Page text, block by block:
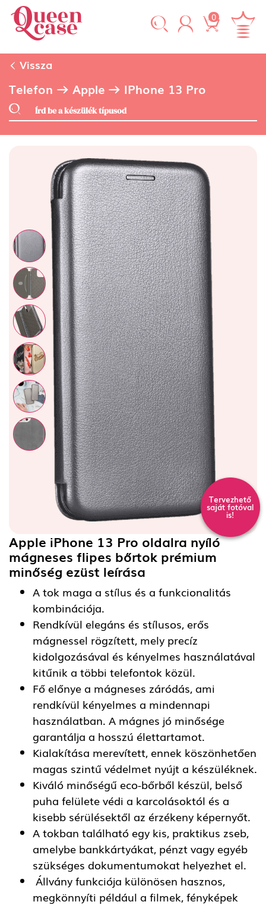
0
Vissza
Telefon Apple IPhone 13 Pro
Tervezhető
saját fotóval
is!
Apple iPhone 13 Pro oldalra nyíló
mágneses flipes bőrtok prémium
minőség ezüst leírása
A tok maga a stílus és a funkcionalitás
kombinációja.
Rendkívül elegáns és stílusos, erős
mágnessel rögzített, mely precíz
kidolgozásával és kényelmes használatával
kitűnik a többi telefontok közül.
Fő előnye a mágneses záródás, ami
rendkívül kényelmes a mindennapi
használatban. A mágnes jó minősége
garantálja a hosszú élettartamot.
Kialakítása merevített, ennek köszönhetően
magas szintű védelmet nyújt a készüléknek.
Kiváló minőségű eco-bőrből készül, belső
puha felülete védi a karcolásoktól és a
kisebb sérülésektől az érzékeny képernyőt.
A tokban található egy kis, praktikus zseb,
amelybe bankkártyákat, pénzt vagy egyéb
szükséges dokumentumokat helyezhet el.
Állvány funkciója különösen hasznos,
megkönnyíti például a filmek, fényképek